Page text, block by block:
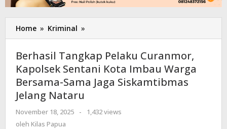
Home » Kriminal »
Tangkap
Curanmor,
Kapolsek
Sentani
Warga
Berhasil Tangkap Pelaku Curanmor,
Kapolsek Sentani Kota Imbau Warga
Bersama-Sama Jaga Siskamtibmas
Jelang Nataru
November 18, 2025
oleh
-
1,432 views
oleh Kilas Papua